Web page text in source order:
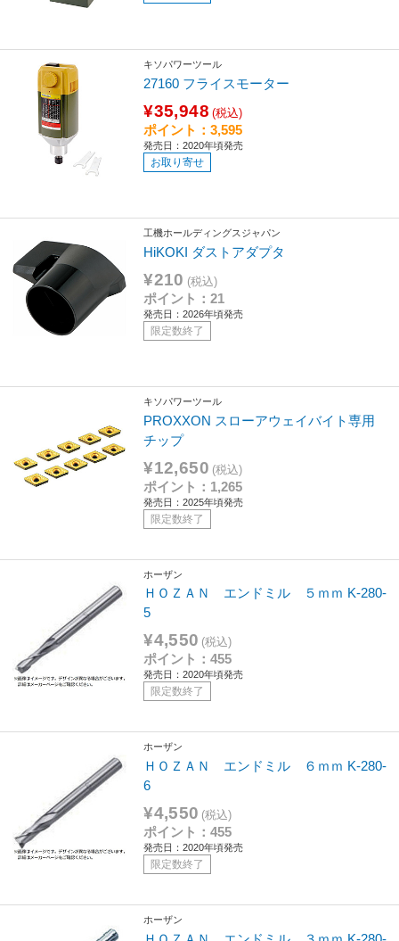
キソパワーツール
27160 フライスモーター
¥35,948 (税込)
ポイント：3,595
発売日：2020年頃発売
お取り寄せ
工機ホールディングスジャパン
HiKOKI ダストアダプタ
¥210 (税込)
ポイント：21
発売日：2026年頃発売
限定数終了
キソパワーツール
PROXXON スローアウェイバイト専用
チップ
¥12,650 (税込)
ポイント：1,265
発売日：2025年頃発売
限定数終了
ホーザン
ＨＯＺＡＮ エンドミル ５ｍｍ K-280-
5
¥4,550 (税込)
ポイント：455
発売日：2020年頃発売
限定数終了
ホーザン
ＨＯＺＡＮ エンドミル ６ｍｍ K-280-
6
¥4,550 (税込)
ポイント：455
発売日：2020年頃発売
限定数終了
ホーザン